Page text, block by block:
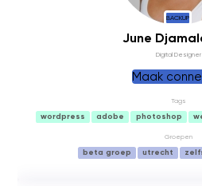
BACKUP
June
Digital Designer
Maak
Tags
wordpress adobe photoshop
Groepen
beta groep utrecht